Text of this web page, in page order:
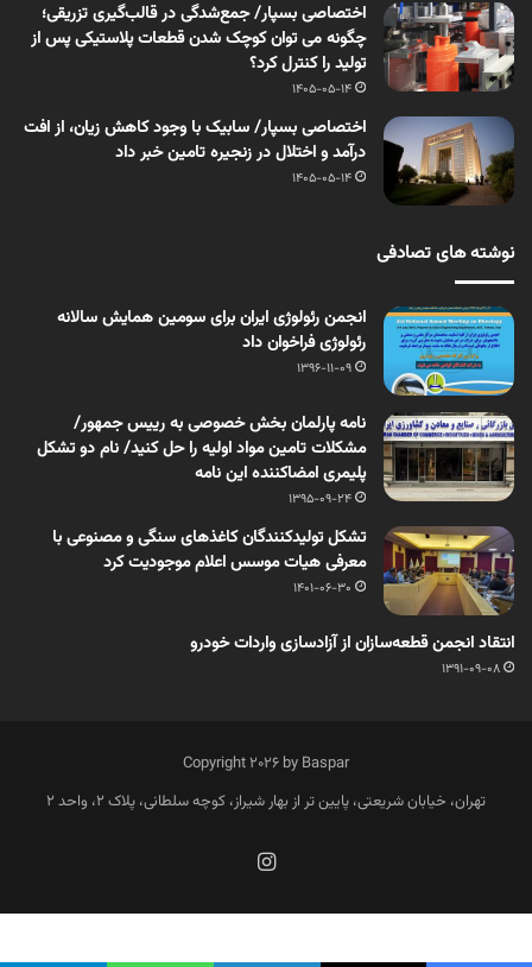
اختصاصی بسپار/ جمع‌شدگی در قالب‌گیری تزریقی؛
چگونه می توان کوچک شدن قطعات پلاستیکی پس از
تولید را کنترل کرد؟
1405-05-14
اختصاصی بسپار/ سابیک با وجود کاهش زیان، از افت
درآمد و اختلال در زنجیره تامین خبر داد
1405-05-14
نوشته های تصادفی
انجمن رئولوژی ایران برای سومین همایش سالانه
رئولوژی فراخوان داد
1396-11-09
نامه پارلمان بخش خصوصی به رییس جمهور/
مشکلات تامین مواد اولیه را حل کنید/ نام دو تشکل
پلیمری امضاکننده این نامه
1395-09-24
تشکل تولیدکنندگان کاغذهای سنگی و مصنوعی با
معرفی هیات موسس اعلام موجودیت کرد
1401-06-30
انتقاد انجمن قطعه‌سازان از آزادسازی واردات خودرو
1391-09-08
Copyright 2026 by Baspar
تهران، خیابان شریعتی، پایین تر از بهار شیراز، کوچه سلطانی، پلاک 2، واحد 2